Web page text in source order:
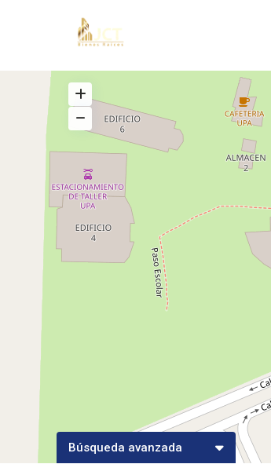
Búsqueda avanzada